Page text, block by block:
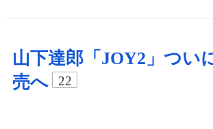
山下達郎「JOY2」つい
売へ
22